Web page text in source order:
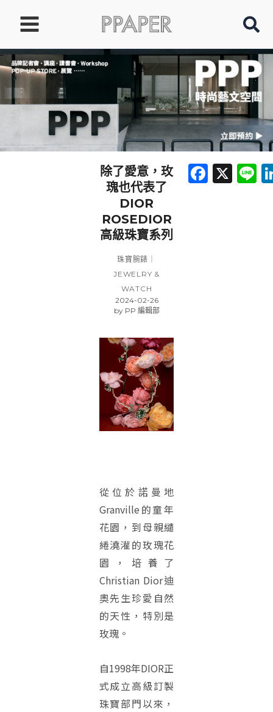
要
內
除了愛意，玫
瑰也代表了
DIOR
ROSEDIOR
高級珠寶系列
珠寶腕錶｜
JEWELRY &
WATCH
2024-02-26
byPP 編輯部
從位於諾曼地
Granville的童年
花園，到母親繾
綣澆灌的玫瑰花
園，培養了
Christian Dior迪
奧先生珍愛自然
的天性，特別是
玫瑰。
自1998年DIOR正
式成立高級訂製
珠寶部門以來，
X